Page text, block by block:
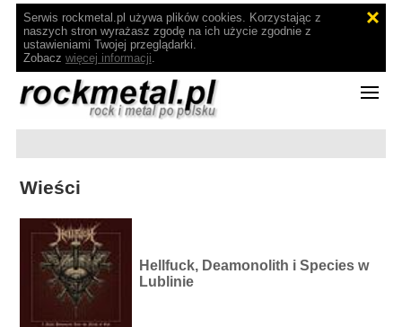
Serwis rockmetal.pl używa plików cookies. Korzystając z
naszych stron wyrażasz zgodę na ich użycie zgodnie z
ustawieniami Twojej przeglądarki.
Zobacz więcej informacji.
Wieści
Hellfuck, Deamonolith i Species w
Lublinie